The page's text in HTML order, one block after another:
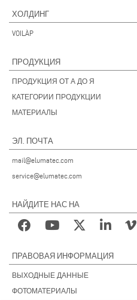
ХОЛДИНГ
VOILÀP
ПРОДУКЦИЯ
ПРОДУКЦИЯ ОТ А ДО Я
КАТЕГОРИИ ПРОДУКЦИИ
МАТЕРИАЛЫ
ЭЛ. ПОЧТА
mail@elumatec.com
service@elumatec.com
НАЙДИТЕ НАС НА
ПРАВОВАЯ ИНФОРМАЦИЯ
ВЫХОДНЫЕ ДАННЫЕ
ФОТОМАТЕРИАЛЫ